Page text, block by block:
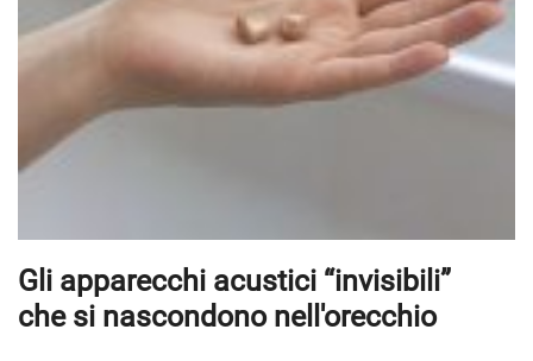
Gli apparecchi acustici “invisibili”
che si nascondono nell'orecchio